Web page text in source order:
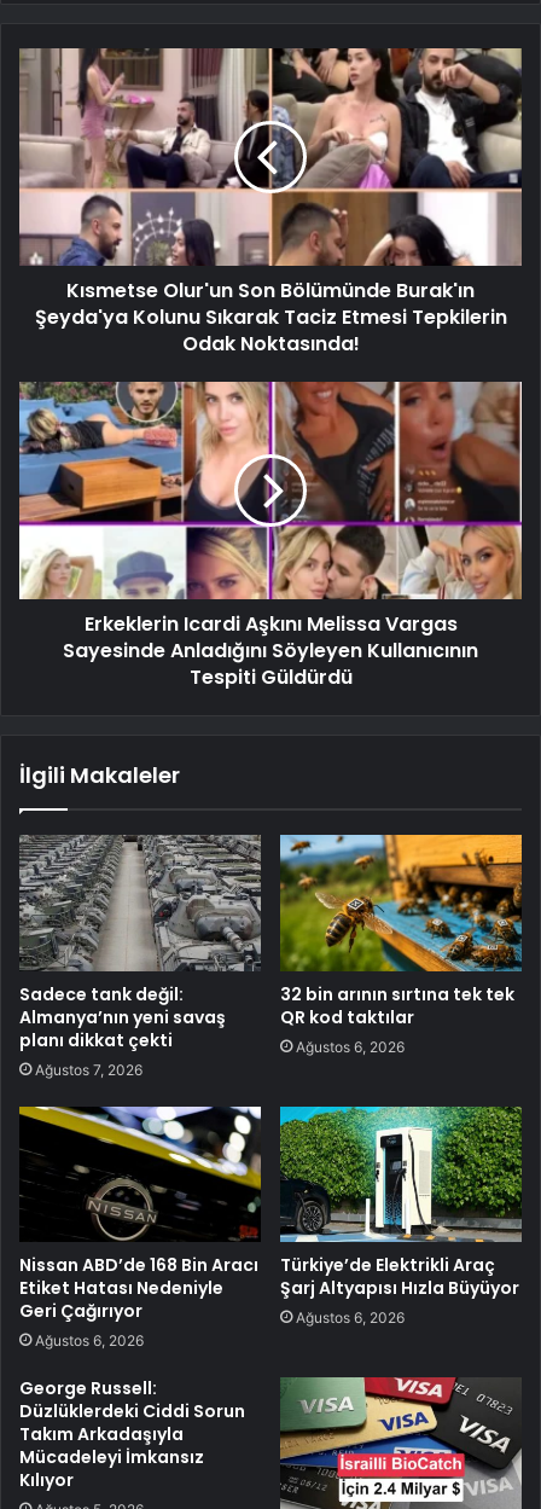
Kısmetse Olur'un Son Bölümünde Burak'ın
Şeyda'ya Kolunu Sıkarak Taciz Etmesi Tepkilerin
Odak Noktasında!
Erkeklerin Icardi Aşkını Melissa Vargas
Sayesinde Anladığını Söyleyen Kullanıcının
Tespiti Güldürdü
İlgili Makaleler
Sadece tank değil:
Almanya’nın yeni savaş
planı dikkat çekti
Ağustos 7, 2026
32 bin arının sırtına tek tek
QR kod taktılar
Ağustos 6, 2026
Nissan ABD’de 168 Bin Aracı
Etiket Hatası Nedeniyle
Geri Çağırıyor
Ağustos 6, 2026
Türkiye’de Elektrikli Araç
Şarj Altyapısı Hızla Büyüyor
Ağustos 6, 2026
George Russell:
Düzlüklerdeki Ciddi Sorun
Takım Arkadaşıyla
Mücadeleyi İmkansız
Kılıyor